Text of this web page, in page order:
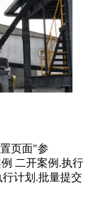
页面"参
二开案例.执行
计划.批量提交